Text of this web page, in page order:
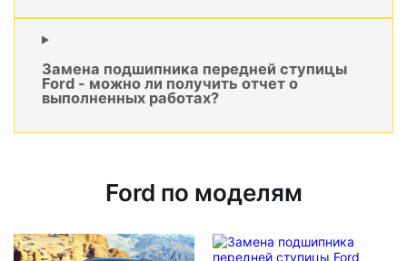
Замена подшипника передней ступицы
Ford - можно ли получить отчет о
выполненных работах?
Ford по моделям